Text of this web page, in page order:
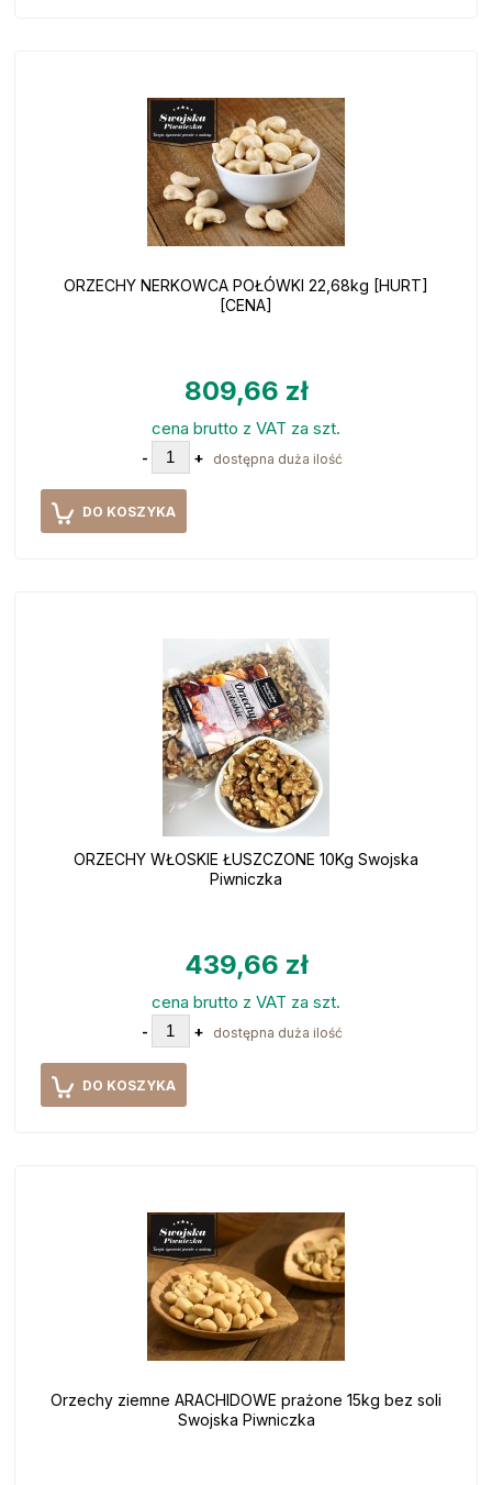
ORZECHY NERKOWCA POŁÓWKI 22,68kg [HURT]
[CENA]
809,66 zł
cena brutto z VAT za szt.
- + dostępna duża ilość
DO KOSZYKA
ORZECHY WŁOSKIE ŁUSZCZONE 10Kg Swojska
Piwniczka
439,66 zł
cena brutto z VAT za szt.
- + dostępna duża ilość
DO KOSZYKA
Orzechy ziemne ARACHIDOWE prażone 15kg bez soli
Swojska Piwniczka